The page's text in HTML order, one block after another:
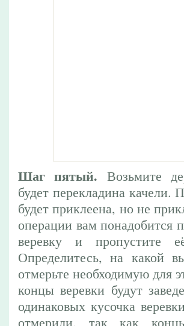
Шаг пятый. Возьмите
будет перекладина качели.
будет приклеена, но не
операции вам понадобится
веревку и пропустите
Определитесь, на какой
отмерьте необходимую для
концы веревки будут
одинаковых кусочка
отмерили, так как